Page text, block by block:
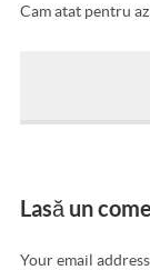
Cam atat pentru
Lasă un
Your email